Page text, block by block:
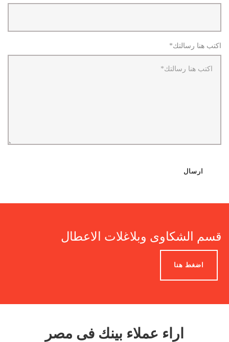
اكتب هنا رسالتك*
ارسال
قسم الشكاوى وبلاغلات الاعطال
اضغط هنا
اراء عملاء بينك فى مصر